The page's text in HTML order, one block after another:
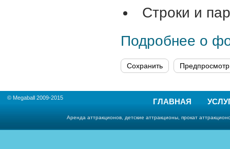
Строки и
Подробнее о
© Megaball 2009-2015 ГЛАВНАЯ
Аренда аттракционов, детские аттракционы, прокат